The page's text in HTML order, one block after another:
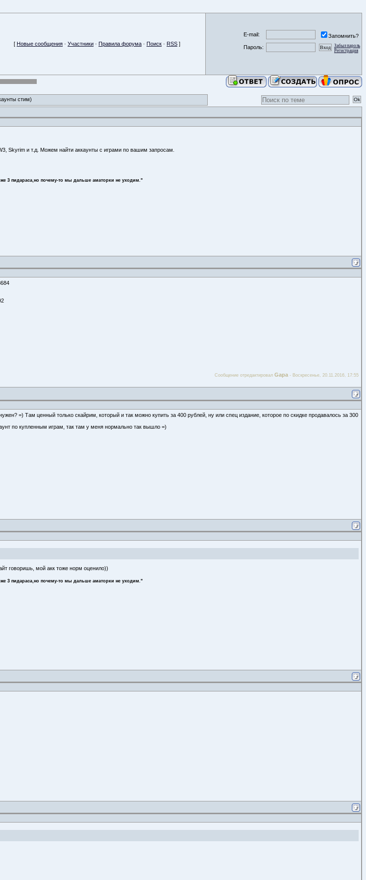
[ Новые сообщения · Участники · Правила форума · Поиск · RSS ]
E-mail:
Запомнить?
Пароль:
Забыл пароль
Регистрация
стим)
Skyrim и т.д. Можем найти аккаунты с играми по вашим запросам.
3 пидараса,но почему-то мы дальше аматорки не уходим."
Сообщение отредактировал Gapa - Воскресенье, 20.11.2016, 17:55
=) Там ценный только скайрим, который и так можно купить за 400 рублей, ну или спец издание, которое по скидке продавалось за 300
по купленным играм, так там у меня нормально так вышло =)
говоришь, мой акк тоже норм оценило))
3 пидараса,но почему-то мы дальше аматорки не уходим."